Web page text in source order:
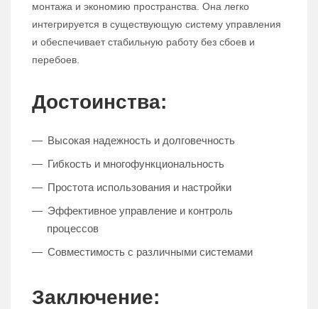
монтажа и экономию пространства. Она легко
интегрируется в существующую систему управления
и обеспечивает стабильную работу без сбоев и
перебоев.
Достоинства:
Высокая надежность и долговечность
Гибкость и многофункциональность
Простота использования и настройки
Эффективное управление и контроль
процессов
Совместимость с различными системами
Заключение: